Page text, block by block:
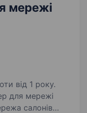
мережі
від 1 року.
для мережі
салонів